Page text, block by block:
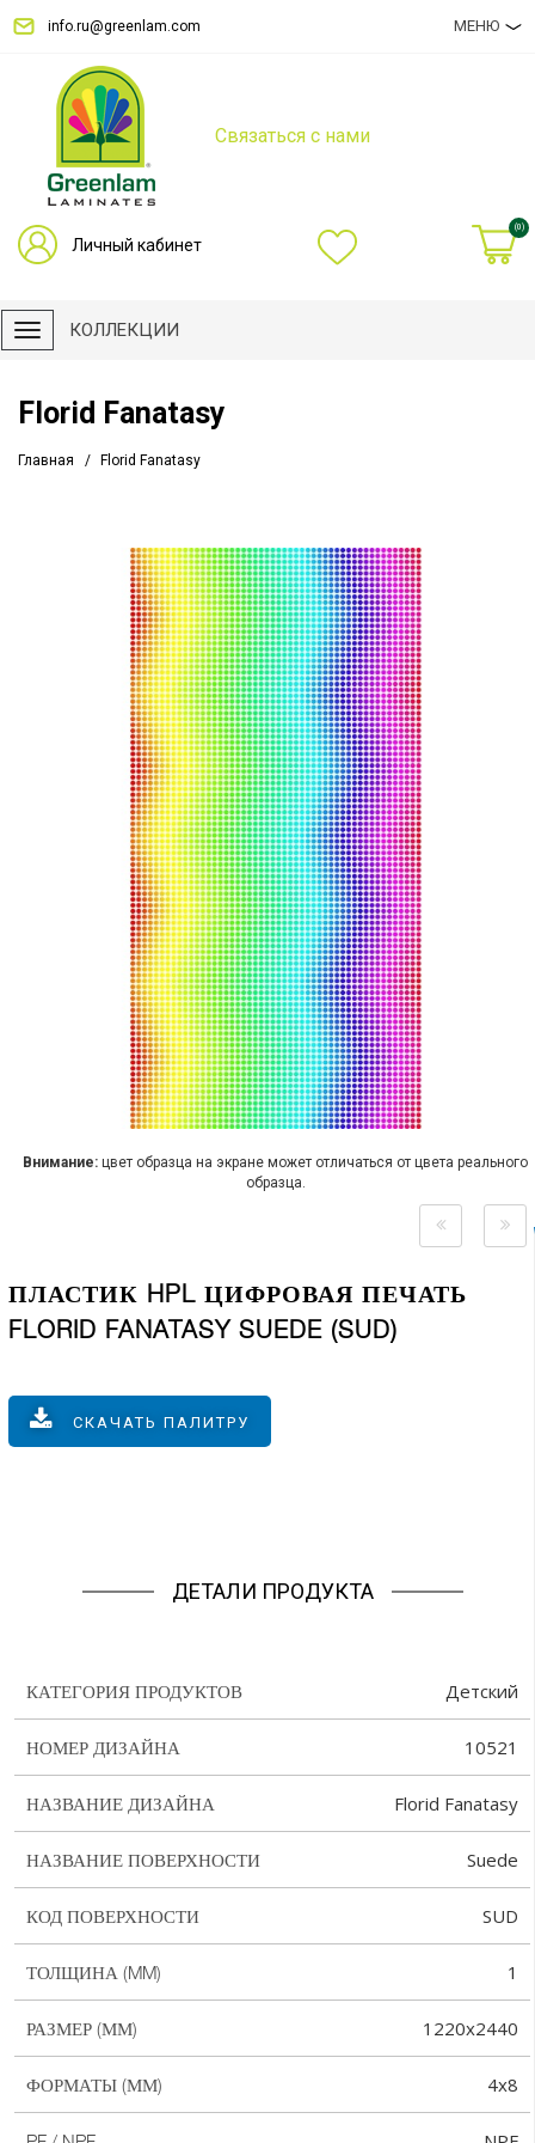
info.ru@greenlam.com МЕНЮ
Связаться с нами
Личный кабинет
(0)
КОЛЛЕКЦИИ
Florid Fanatasy
Главная Florid Fanatasy
Внимание: цвет образца на экране может отличаться от цвета реального
образца.
ПЛАСТИК HPL ЦИФРОВАЯ ПЕЧАТЬ
FLORID FANATASY SUEDE (SUD)
СКАЧАТЬ ПАЛИТРУ
ДЕТАЛИ ПРОДУКТА
КАТЕГОРИЯ ПРОДУКТОВ Детский
НОМЕР ДИЗАЙНА 10521
НАЗВАНИЕ ДИЗАЙНА Florid Fanatasy
НАЗВАНИЕ ПОВЕРХНОСТИ Suede
КОД ПОВЕРХНОСТИ SUD
ТОЛЩИНА (MM) 1
РАЗМЕР (ММ) 1220x2440
ФОРМАТЫ (ММ) 4x8